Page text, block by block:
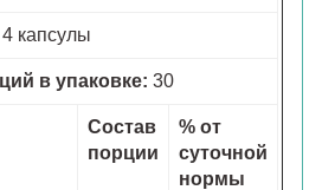
4 капсулы
в упаковке: 30
Состав
порции
% от
суточной
нормы